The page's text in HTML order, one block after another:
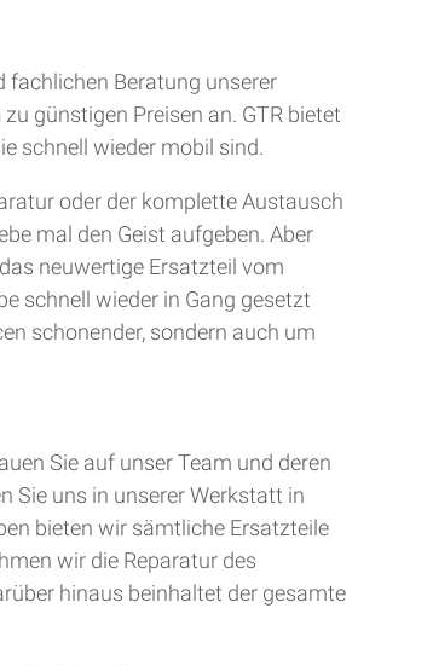
fachlichen Beratung unserer
zu günstigen Preisen an. GTR bietet
schnell wieder mobil sind.
oder der komplette Austausch
mal den Geist aufgeben. Aber
neuwertige Ersatzteil vom
schnell wieder in Gang gesetzt
schonender, sondern auch um
Sie auf unser Team und deren
Sie uns in unserer Werkstatt in
bieten wir sämtliche Ersatzteile
wir die Reparatur des
hinaus beinhaltet der gesamte